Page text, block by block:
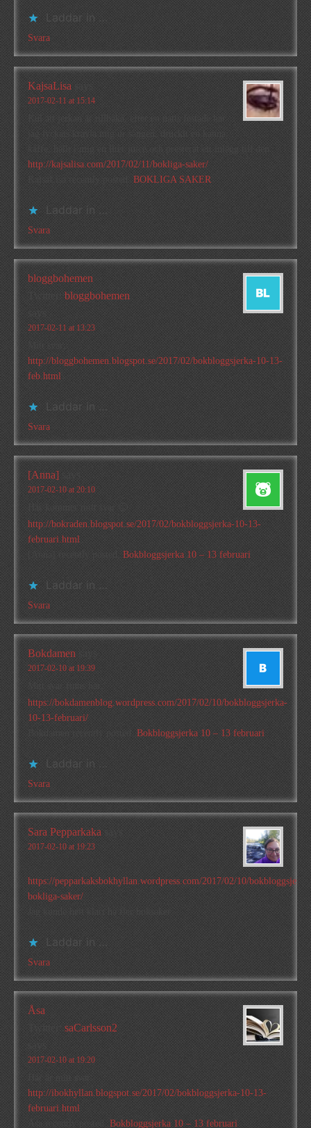
Laddar in …
Svara
KajsaLisa
2017-02-11 at 15:14
Kul att jerkan är tillbaka, efter en natts festade har
http://kajsalisa.com/2017/02/11/bokliga-saker/
BOKLIGA SAKER
Laddar in …
Svara
bloggbohemen
Twitter: bloggbohemen
2017-02-11 at 13:23
Mitt svar;
http://bloggbohemen.blogspot.se/2017/02/bokbloggsjerka-10-13-
feb.html
Laddar in …
Svara
[Anna]
2017-02-10 at 20:10
http://bokraden.blogspot.se/2017/02/bokbloggsjerka-10-13-
februari.html
Bokbloggsjerka 10 – 13 februari
Laddar in …
Svara
Bokdamen
2017-02-10 at 19:39
Mitt svar finns här:
https://bokdamenblog.wordpress.com/2017/02/10/bokbloggsjerka-
10-13-februari/
Bokbloggsjerka 10 – 13 februari
Laddar in …
Svara
Sara Pepparkaka
2017-02-10 at 19:23
https://pepparkaksbokhyllan.wordpress.com/2017/02/10/
bokliga-saker/
Jag kunde helt klart ha fler boksaker.
Laddar in …
Svara
Åsa
Twitter: saCarlsson2
2017-02-10 at 19:20
http://ibokhyllan.blogspot.se/2017/02/bokbloggsjerka-10-13-
februari.html
Bokbloggsjerka 10 – 13 februari